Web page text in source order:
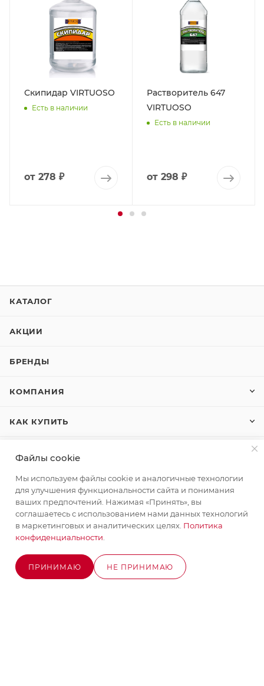
В КОРЗИНУ
Скипидар VIRTUOSO
Есть в наличии
от 278 ₽
Растворитель 647
VIRTUOSO
Есть в наличии
от 298 ₽
КАТАЛОГ
АКЦИИ
БРЕНДЫ
КОМПАНИЯ
КАК КУПИТЬ
+7 (495) 580-58-52 ЗАКАЗАТЬ ЗВОНОК
info@stroyx.ru
г. Москва, Варшавское ш, вл. 248,
стр.2
Часы работы: пн - пт с 9:00 до 18:00
Файлы cookie
Мы используем файлы cookie и аналогичные технологии
для улучшения функциональности сайта и понимания
ваших предпочтений. Нажимая «Принять», вы
соглашаетесь с использованием нами данных технологий
в маркетинговых и аналитических целях. Политика
конфиденциальности
ПРИНИМАЮ НЕ ПРИНИМАЮ